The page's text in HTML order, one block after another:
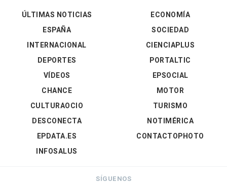
ÚLTIMAS NOTICIAS
ESPAÑA
INTERNACIONAL
DEPORTES
VÍDEOS
ECONOMÍA
SOCIEDAD
CIENCIAPLUS
PORTALTIC
EPSOCIAL
CHANCE
CULTURAOCIO
DESCONECTA
EPDATA.ES
INFOSALUS
MOTOR
TURISMO
NOTIMÉRICA
CONTACTOPHOTO
SÍGUENOS